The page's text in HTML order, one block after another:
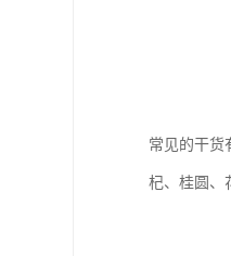
常见的干货
杞、桂圆、